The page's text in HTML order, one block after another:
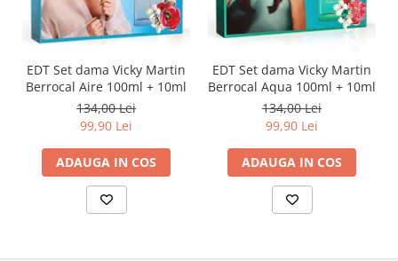
EDT Set dama Vicky Martin
Berrocal Aire 100ml + 10ml
134,00 Lei
99,90 Lei
ADAUGA IN COS
EDT Set dama Vicky Martin
Berrocal Aqua 100ml + 10ml
134,00 Lei
99,90 Lei
ADAUGA IN COS